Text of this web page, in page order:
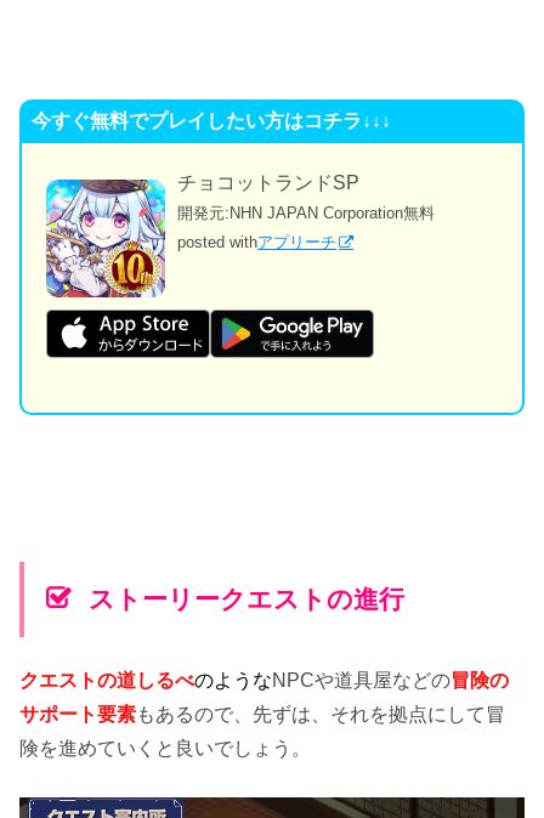
今すぐ無料でプレイしたい方はコチラ↓↓↓
チョコットランドSP
開発元:NHN JAPAN Corporation無料
posted withアプリーチ
ストーリークエストの進行
クエストの道しるべのようなNPCや道具屋などの冒険の
サポート要素もあるので、先ずは、それを拠点にして冒
険を進めていくと良いでしょう。